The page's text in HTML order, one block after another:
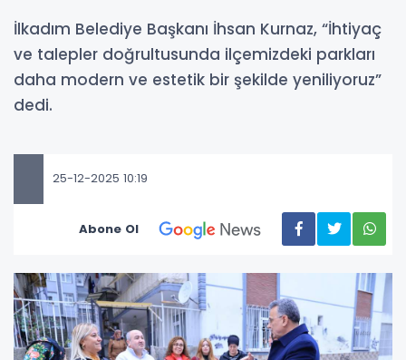
İlkadım Belediye Başkanı İhsan Kurnaz, “İhtiyaç
ve talepler doğrultusunda ilçemizdeki parkları
daha modern ve estetik bir şekilde yeniliyoruz”
dedi.
25-12-2025 10:19
Abone Ol